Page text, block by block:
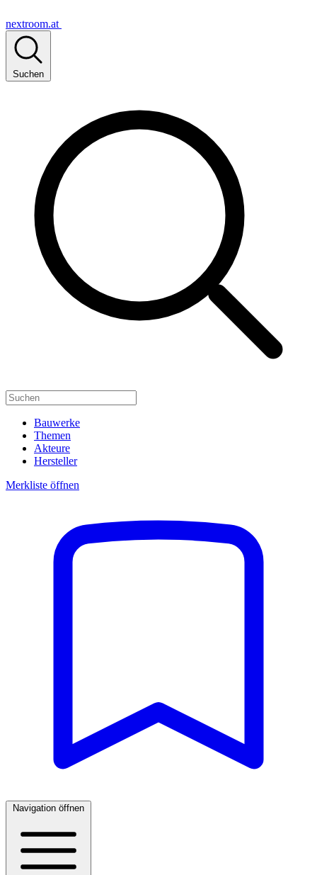
nextroom.at
Suchen
Bauwerke
Themen
Akteure
Hersteller
Merkliste öffnen
Navigation öffnen